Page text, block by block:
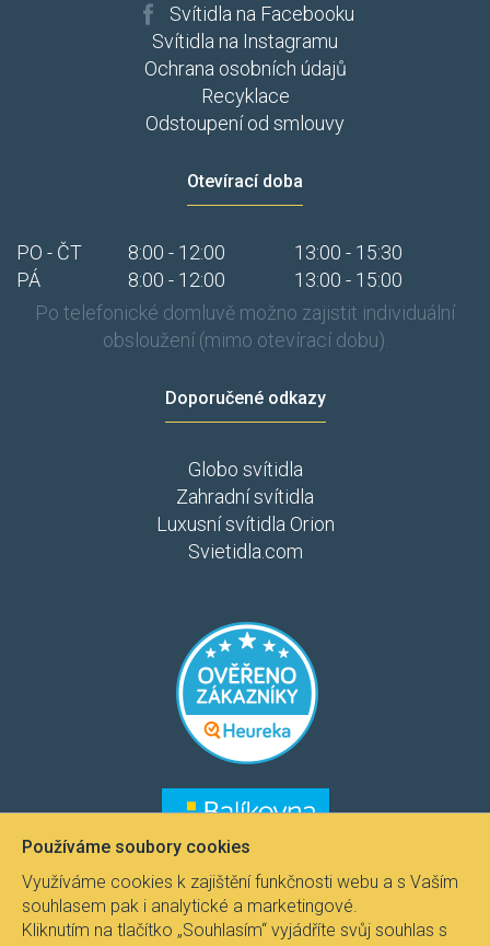
Svítidla na Facebooku
Svítidla na Instagramu
Ochrana osobních údajů
Recyklace
Odstoupení od smlouvy
Otevírací doba
PO - ČT 8:00 - 12:00
13:00 - 15:30
PÁ
8:00 - 12:00
13:00 - 15:00
Po telefonické domluvě možno zajistit individuální
obsloužení (mimo otevírací dobu).
Doporučené odkazy
Globo svítidla
Zahradní svítidla
Luxusní svítidla Orion
Svietidla.com
Používáme soubory cookies
Využíváme cookies k zajištění funkčnosti webu a s Vaším
souhlasem pak i analytické a marketingové.
Kliknutím na tlačítko „Souhlasím“ vyjádříte svůj souhlas s